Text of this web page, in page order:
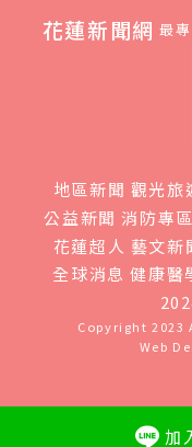
花蓮新聞網 最
地區新聞 觀光旅
公益新聞 消防專區
花蓮超人 藝文新
全球消息 健康醫
Copyright 2023
Web
加